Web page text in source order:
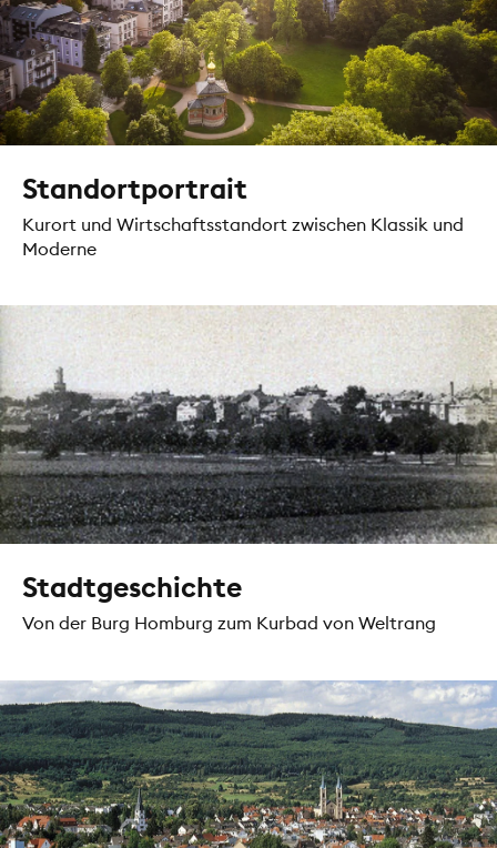
Standortportrait
Kurort und Wirtschaftsstandort zwischen Klassik und
Moderne
Stadtgeschichte
Von der Burg Homburg zum Kurbad von Weltrang